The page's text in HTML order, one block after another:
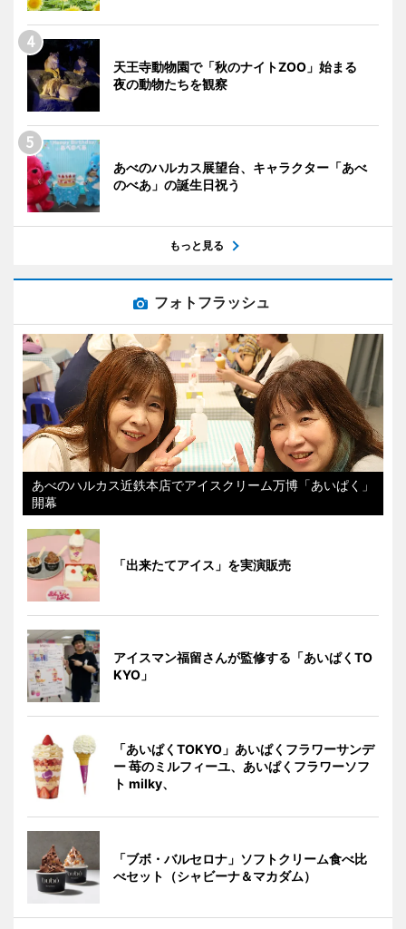
天王寺動物園で「秋のナイトZOO」始まる
夜の動物たちを観察
あべのハルカス展望台、キャラクター「あべ
のべあ」の誕生日祝う
もっと見る
フォトフラッシュ
あべのハルカス近鉄本店でアイスクリーム万博「あいぱく」
開幕
「出来たてアイス」を実演販売
アイスマン福留さんが監修する「あいぱくTO
KYO」
「あいぱくTOKYO」あいぱくフラワーサンデ
ー 苺のミルフィーユ、あいぱくフラワーソフ
ト milky、
「ブボ・バルセロナ」ソフトクリーム食べ比
べセット（シャビーナ＆マカダム）